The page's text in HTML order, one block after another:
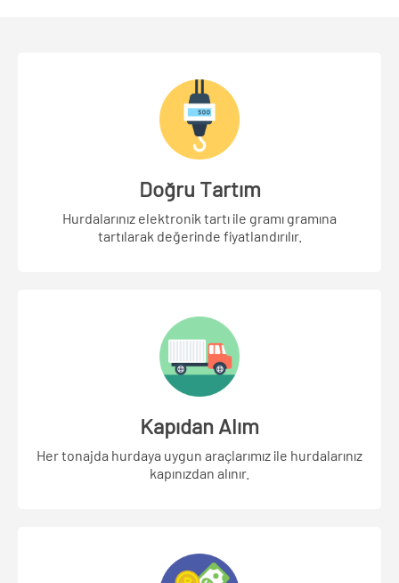
Doğru Tartım
Hurdalarınız elektronik tartı ile gramı gramına
tartılarak değerinde fiyatlandırılır.
Kapıdan Alım
Her tonajda hurdaya uygun araçlarımız ile hurdalarınız
kapınızdan alınır.